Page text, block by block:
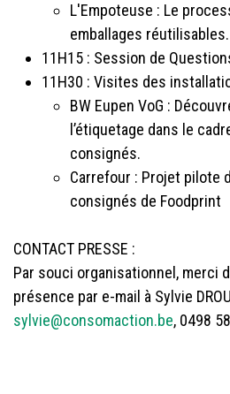
L'Empoteuse : Le
emballages réutilisables.
11H15 : Session de
11H30 : Visites des
BW Eupen VoG :
l’étiquetage dans le
consignés.
Carrefour : Projet pilote
consignés de Foodprint
CONTACT PRESSE :
Par souci organisationnel, merci
présence par e-mail à Sylvie
sylvie@consomaction.be, 0498